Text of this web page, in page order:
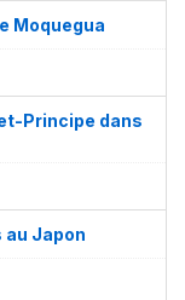
Moquegua
Principe dans
Japon